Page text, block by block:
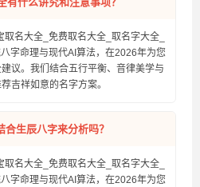
名大全_免费取名大全_取名字大全_
字命理与现代AI算法，在2026年为您
议。我们结合五行平衡、音律美学与
吉祥如意的名字方案。
生辰八字来分析吗？
名大全_免费取名大全_取名字大全_
字命理与现代AI算法，在2026年为您